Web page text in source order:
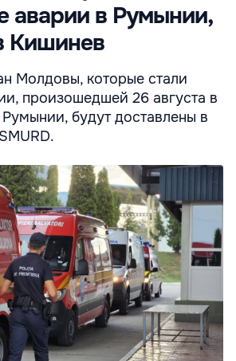
аварии в Румынии,
Кишинев
Молдовы, которые стали
произошедшей 26 августа в
будут доставлены в